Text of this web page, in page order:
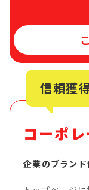
信頼獲
コーポ
企業のブラン